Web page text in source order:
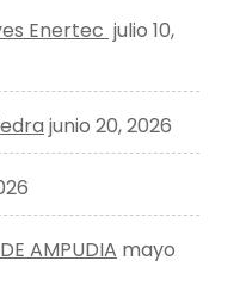
Enertec julio 10,
junio 20, 2026
AMPUDIA mayo